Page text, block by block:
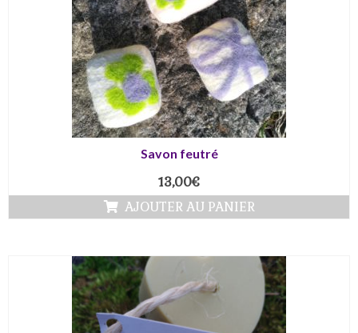
Savon feutré
13,00€
AJOUTER AU PANIER